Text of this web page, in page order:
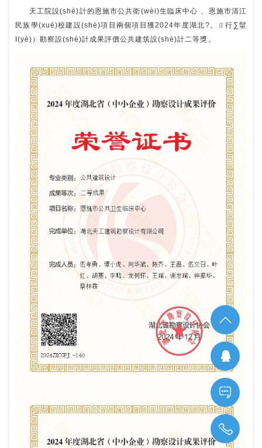
天工院設(shè)計的恩施市公共衛(wèi)生臨床中心、恩施市清江
民族學(xué)校建設(shè)項目兩個項目獲2024年度湖北?。ㄖ行∑髽
I(yè)）勘察設(shè)計成果評價公共建筑設(shè)計二等獎。
Tell：